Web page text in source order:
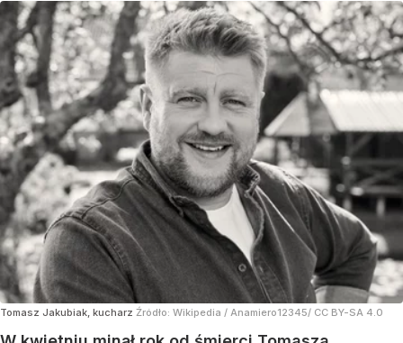
Tomasz Jakubiak, kucharz Źródło: Wikipedia / Anamiero12345/ CC BY-SA 4.0